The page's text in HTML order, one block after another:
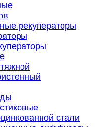
рекуператоры
стали